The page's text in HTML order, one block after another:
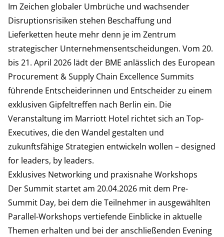
Im Zeichen globaler Umbrüche und wachsender
Disruptionsrisiken stehen Beschaffung und
Lieferketten heute mehr denn je im Zentrum
strategischer Unternehmensentscheidungen. Vom 20.
bis 21. April 2026 lädt der BME anlässlich des European
Procurement & Supply Chain Excellence Summits
führende Entscheiderinnen und Entscheider zu einem
exklusiven Gipfeltreffen nach Berlin ein. Die
Veranstaltung im Marriott Hotel richtet sich an Top-
Executives, die den Wandel gestalten und
zukunftsfähige Strategien entwickeln wollen – designed
for leaders, by leaders.
Exklusives Networking und praxisnahe Workshops
Der Summit startet am 20.04.2026 mit dem Pre-
Summit Day, bei dem die Teilnehmer in ausgewählten
Parallel-Workshops vertiefende Einblicke in aktuelle
Themen erhalten und bei der anschließenden Evening